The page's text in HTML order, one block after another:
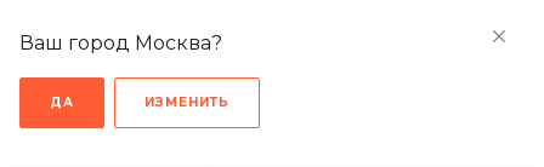
Ваш город Москва?
ДА ИЗМЕНИТЬ